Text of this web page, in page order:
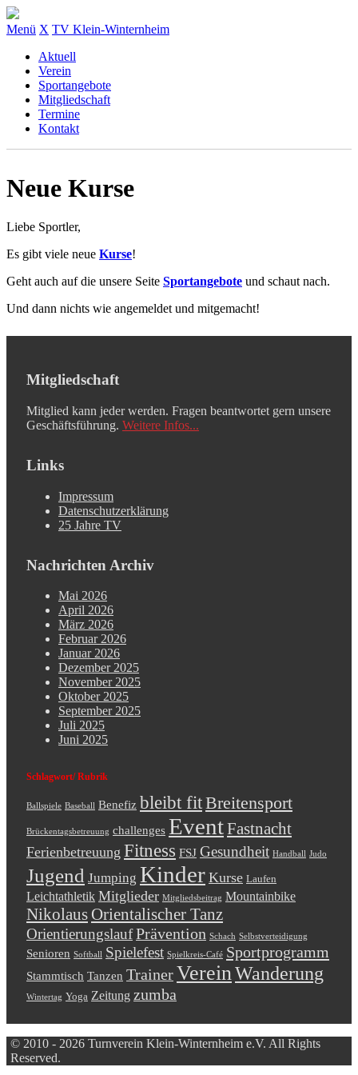
Menü X TV Klein-Winternheim
Aktuell
Verein
Sportangebote
Mitgliedschaft
Termine
Kontakt
Neue Kurse
Liebe Sportler,
Es gibt viele neue Kurse!
Geht auch auf die unsere Seite Sportangebote und schaut nach.
Und dann nichts wie angemeldet und mitgemacht!
Mitgliedschaft
Mitglied kann jeder werden. Fragen beantwortet gern unsere
Geschäftsführung. Weitere Infos...
Links
Impressum
Datenschutzerklärung
25 Jahre TV
Nachrichten Archiv
Mai 2026
April 2026
März 2026
Februar 2026
Januar 2026
Dezember 2025
November 2025
Oktober 2025
September 2025
Juli 2025
Juni 2025
Schlagwort/ Rubrik
Ballspiele Baseball Benefiz bleibt fitBreitensport
Brückentagsbetreuung challenges EventFastnacht
Ferienbetreuung Fitness FSJ Gesundheit Handball Judo
Jugend Jumping Kinder Kurse Laufen
Leichtathletik Mitglieder Mitgliedsbeitrag Mountainbike
Nikolaus Orientalischer Tanz
OrientierungslaufPrävention Schach Selbstverteidigung
Senioren Softball Spielefest Spielkreis-Café Sportprogramm
Stammtisch Tanzen TrainerVereinWanderung
Wintertag Yoga Zeitung zumba
© 2010 - 2026 Turnverein Klein-Winternheim e.V. All Rights
Reserved.